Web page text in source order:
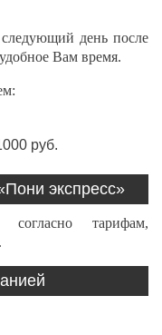
следующий день после
Вам время.
руб.
экспресс»
тарифам,